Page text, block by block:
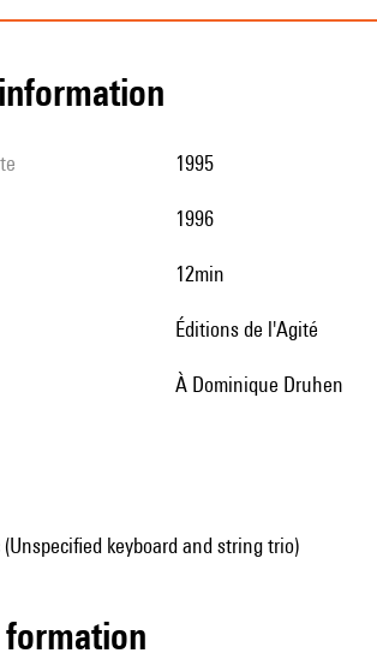
information
1995
1996
12min
Éditions de l'Agité
à Dominique Druhen
keyboard and string trio)
formation